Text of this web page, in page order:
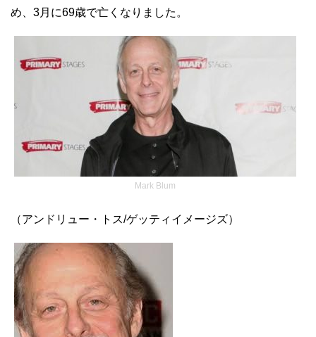
め、3月に69歳で亡くなりました。
Mark Blum
（アンドリュー・トス/ゲッティイメージズ）